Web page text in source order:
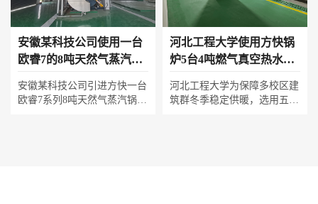
烧技术确保环保达标，智能控
制系统实现按需供汽与节能降
耗，为传统纺织企业升级提供
了高效可靠的动力保障。
适入住体验，静音设计更契合
酒店高端静谧的环境要求，成
为酒店后勤保障的坚实后盾。
安徽某科技公司使用一台
欧睿7的8吨天然气蒸汽锅
安徽某科技公司引进方快一台
欧睿7系列8吨天然气蒸汽锅
河北工程大学使用方快锅
炉5台4吨燃气真空热水锅
河北工程大学为保障多校区建
筑群冬季稳定供暖，选用五台